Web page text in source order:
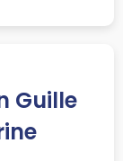
Guille